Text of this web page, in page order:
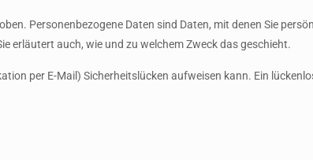
Personenbezogene Daten sind Daten, mit denen Sie
erläutert auch, wie und zu welchem Zweck das geschieht.
per E-Mail) Sicherheitslücken aufweisen kann. Ein